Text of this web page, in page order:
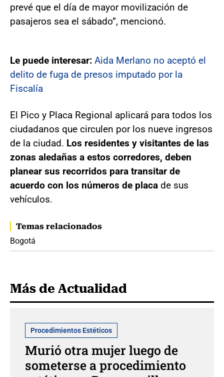
prevé que el día de mayor movilización de
pasajeros sea el sábado”, mencionó.
Le puede interesar: Aida Merlano no aceptó el
delito de fuga de presos imputado por la
Fiscalía
El Pico y Placa Regional aplicará para todos los
ciudadanos que circulen por los nueve ingresos
de la ciudad. Los residentes y visitantes de las
zonas aledañas a estos corredores, deben
planear sus recorridos para transitar de
acuerdo con los números de placa de sus
vehículos.
Temas relacionados
Bogotá
Más de Actualidad
Procedimientos Estéticos
Murió otra mujer luego de
someterse a procedimiento